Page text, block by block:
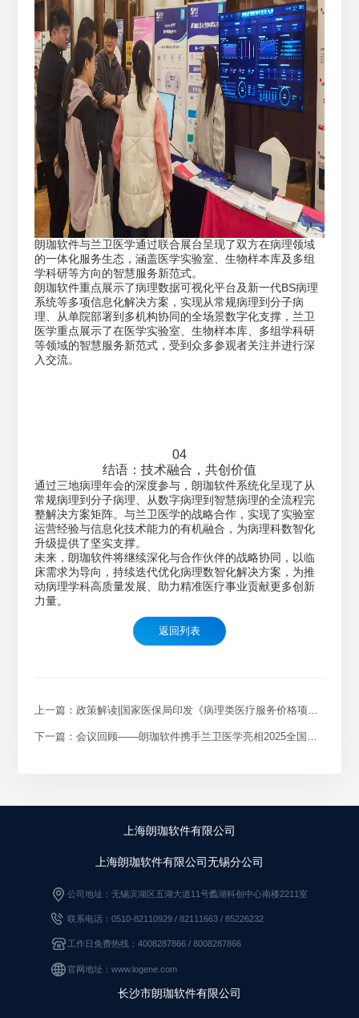
朗珈软件与兰卫医学通过联合展台呈现了双方在病理领域
的一体化服务生态，涵盖医学实验室、生物样本库及多组
学科研等方向的智慧服务新范式。
朗珈软件重点展示了病理数据可视化平台及新一代BS病理
系统等多项信息化解决方案，实现从常规病理到分子病
理、从单院部署到多机构协同的全场景数字化支撑，兰卫
医学重点展示了在医学实验室、生物样本库、多组学科研
等领域的智慧服务新范式，受到众多参观者关注并进行深
入交流。
04
结语：技术融合，共创价值
通过三地病理年会的深度参与，朗珈软件系统化呈现了从
常规病理到分子病理、从数字病理到智慧病理的全流程完
整解决方案矩阵。与兰卫医学的战略合作，实现了实验室
运营经验与信息化技术能力的有机融合，为病理科数智化
升级提供了坚实支撑。
未来，朗珈软件将继续深化与合作伙伴的战略协同，以临
床需求为导向，持续迭代优化病理数智化解决方案，为推
动病理学科高质量发展、助力精准医疗事业贡献更多创新
力量。
返回列表
上一篇：政策解读|国家医保局印发《病理类医疗服务价格项目立项指南（试行)》
下一篇：会议回顾——朗珈软件携手兰卫医学亮相2025全国病理年会，共绘病理数智化新蓝图
上海朗珈软件有限公司
上海朗珈软件有限公司无锡分公司
公司地址：无锡滨湖区五湖大道11号蠡湖科创中心南楼2211室
联系电话：0510-82110929 / 82111663 / 85226232
工作日免费热线：4008287866 / 8008287866
官网地址：www.logene.com
长沙市朗珈软件有限公司